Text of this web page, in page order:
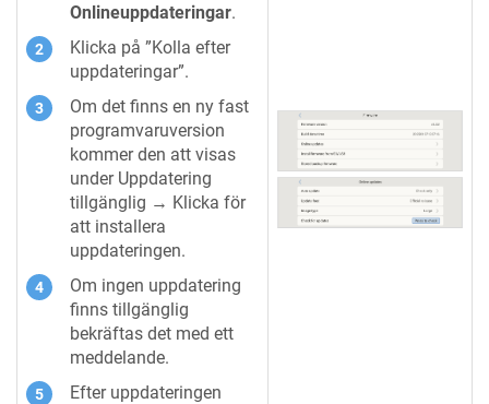
Onlineuppdateringar.
Klicka på ”Kolla efter
uppdateringar”.
Om det finns en ny fast
programvaruversion
kommer den att visas
under Uppdatering
tillgänglig → Klicka för
att installera
uppdateringen.
Om ingen uppdatering
finns tillgänglig
bekräftas det med ett
meddelande.
Efter uppdateringen